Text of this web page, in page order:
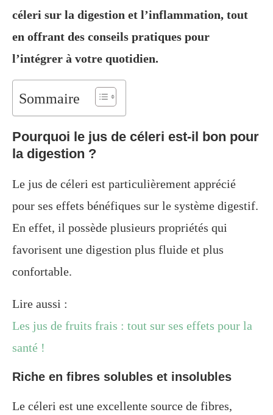
céleri sur la digestion et l’inflammation, tout
en offrant des conseils pratiques pour
l’intégrer à votre quotidien.
Sommaire
Pourquoi le jus de céleri est-il bon pour
la digestion ?
Le jus de céleri est particulièrement apprécié
pour ses effets bénéfiques sur le système digestif.
En effet, il possède plusieurs propriétés qui
favorisent une digestion plus fluide et plus
confortable.
Lire aussi :
Les jus de fruits frais : tout sur ses effets pour la
santé !
Riche en fibres solubles et insolubles
Le céleri est une excellente source de fibres,